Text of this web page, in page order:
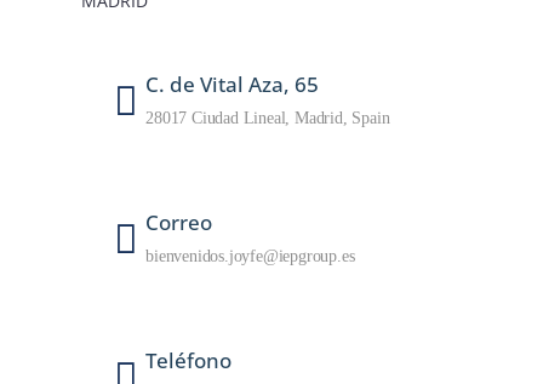
C. de Vital Aza, 65
28017 Ciudad Lineal, Madrid, Spain
Correo
bienvenidos.joyfe@iepgroup.es
Teléfono